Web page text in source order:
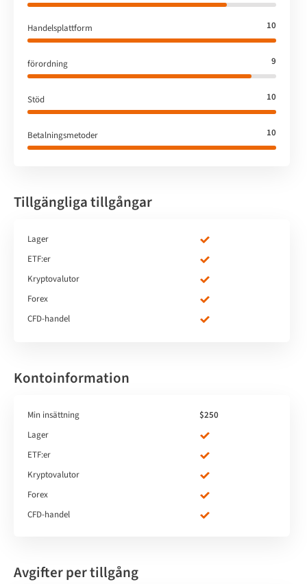
Handelsplattform 10
förordning 9
Stöd 10
Betalningsmetoder 10
Tillgängliga tillgångar
Lager
ETF:er
Kryptovalutor
Forex
CFD-handel
Kontoinformation
Min insättning
$250
Lager
ETF:er
Kryptovalutor
Forex
CFD-handel
Avgifter per tillgång